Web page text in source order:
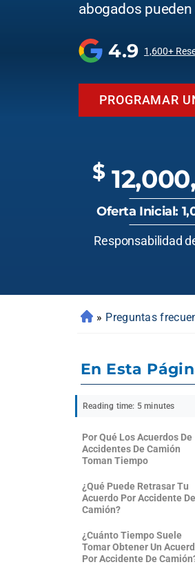
abogados pueden
4.9 1,600+
PROGRAMAR
$
Oferta Inicial:
Responsabilidad
» Preguntas
En Esta
Reading time: 5 minutes
Por Qué Los Acuerdos De
Accidentes De Camión
Toman Tiempo
¿Qué Puede Retrasar Tu
Acuerdo Por Accidente De
Camión?
¿Cuánto Tiempo Suele
Tomar Obtener Un
Por Accidente De